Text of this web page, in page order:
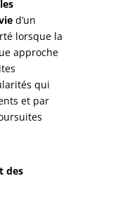
d’un
lorsque la
approche
qui
et par
des